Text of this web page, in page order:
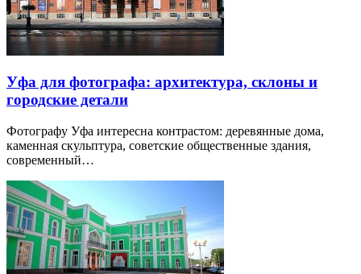
Уфа для фотографа: архитектура, склоны и
городские детали
Фотографу Уфа интересна контрастом: деревянные дома,
каменная скульптура, советские общественные здания,
современный…